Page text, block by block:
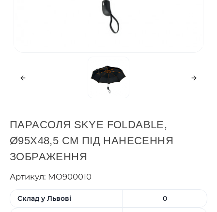
ПАРАСОЛЯ SKYE FOLDABLE,
Ø95Х48,5 СМ ПІД НАНЕСЕННЯ
ЗОБРАЖЕННЯ
Артикул: MO900010
Склад у Львові 0